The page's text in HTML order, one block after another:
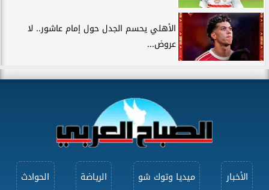
الأهلي يحسم الجدل حول إمام عاشور.. لا
عروض...
الأخبار ميديا وتوك شو الرياضة الحوادث